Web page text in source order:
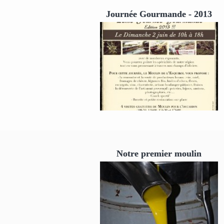
Journée Gourmande - 2013
Notre premier moulin